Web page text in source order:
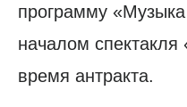
программу
началом
время антракта.